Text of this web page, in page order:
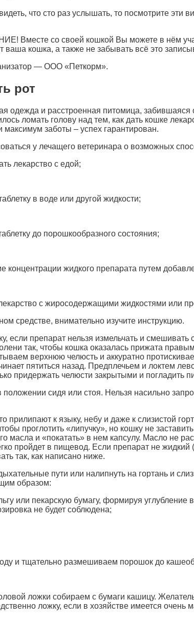
что сто раз услышать, то посмотрите
со своей кошкой Вы можете в нём
ваша кошка, а также не забывать всё
— ООО «Петкорм».
рот
одежда и расстроенная питомица, забившаяся
ломать голову над тем, как дать кошке
максимум заботы – успех гарантирован.
у лечащего ветеринара о возможных
лекарство с едой;
в воде или другой жидкости;
до порошкообразного состояния;
концентрации жидкого препарата путем
с жиросодержащими жидкостями или
средстве, внимательно изучите инструкцию.
если препарат нельзя измельчать и
так, чтобы кошка оказалась прижата
верхнюю челюсть и аккуратно
пятиться назад. Предплечьем и локтем
придержать челюсти закрытыми и погладить
сидя или стоя. Нельзя насильно
прилипают к языку, небу и даже к слизистой
проглотить «липучку», но кошку не
масла и «покатать» в нем капсулу. Масло не
пройдет в пищевод. Если препарат не
так, как написано ниже.
пути или налипнуть на гортань и
образом:
или пекарскую бумагу, формируя
не будет соблюдена;
и тщательно размешиваем порошок до
ложки собираем с бумаги кашицу.
ложку, если в хозяйстве имеется